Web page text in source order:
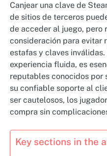
Canjear una clave de
de sitios de terceros
de acceder al juego, pero
consideración para evitar
estafas y claves inválidas.
experiencia fluida, es
reputables conocidos por
su confiable soporte al
ser cautelosos, los
compra sin
Key sections in the